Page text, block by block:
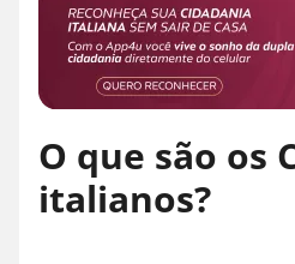
O que são os
italianos?